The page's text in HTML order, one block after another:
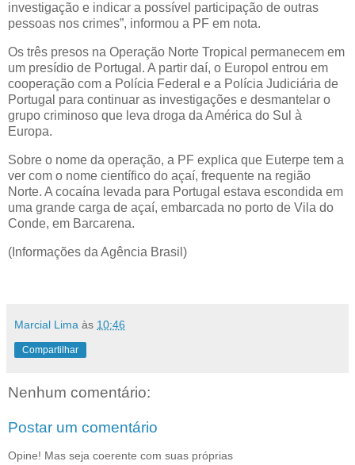
investigação e indicar a possível participação de outras
pessoas nos crimes”, informou a PF em nota.
Os três presos na Operação Norte Tropical permanecem em
um presídio de Portugal. A partir daí, o Europol entrou em
cooperação com a Polícia Federal e a Polícia Judiciária de
Portugal para continuar as investigações e desmantelar o
grupo criminoso que leva droga da América do Sul à
Europa.
Sobre o nome da operação, a PF explica que Euterpe tem a
ver com o nome científico do açaí, frequente na região
Norte. A cocaína levada para Portugal estava escondida em
uma grande carga de açaí, embarcada no porto de Vila do
Conde, em Barcarena.
(Informações da Agência Brasil)
Marcial Lima às 10:46
Compartilhar
Nenhum comentário:
Postar um comentário
Opine! Mas seja coerente com suas próprias